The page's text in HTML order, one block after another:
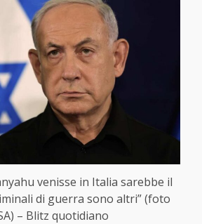
venisse in Italia sarebbe il
di guerra sono altri” (foto
– Blitz quotidiano